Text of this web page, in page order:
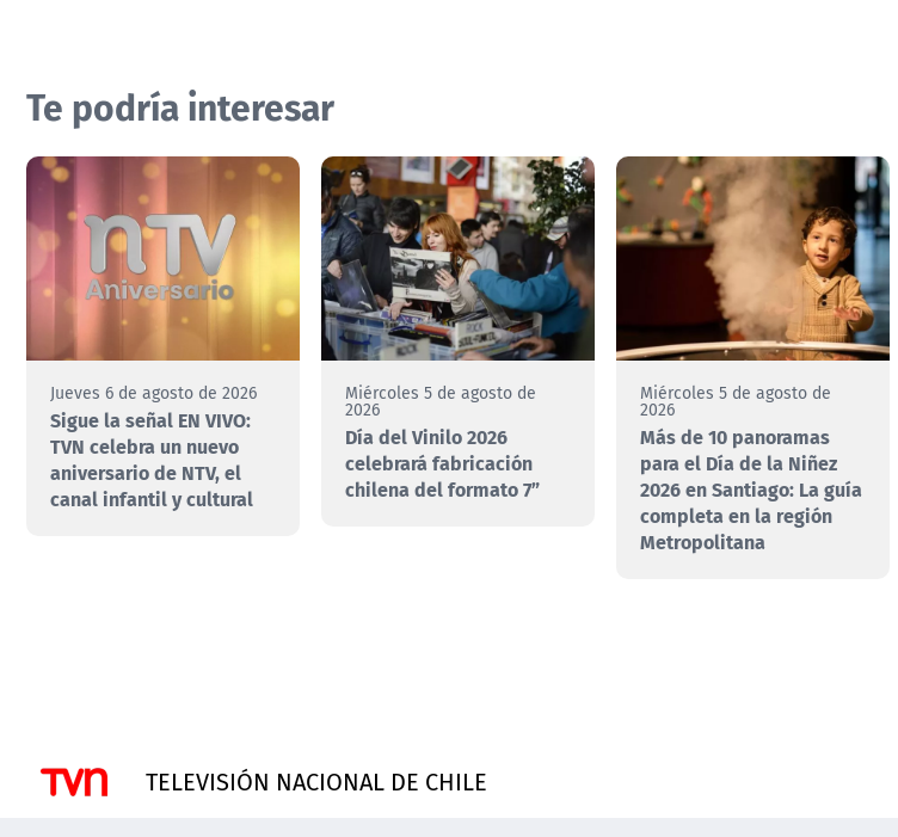
Te podría interesar
Jueves 6 de agosto de 2026
Sigue la señal EN VIVO:
TVN celebra un nuevo
aniversario de NTV, el
canal infantil y cultural
Miércoles 5 de agosto de
2026
Día del Vinilo 2026
celebrará fabricación
chilena del formato 7”
Miércoles 5 de agosto de
2026
Más de 10 panoramas
para el Día de la Niñez
2026 en Santiago: La guía
completa en la región
Metropolitana
TELEVISIÓN NACIONAL DE CHILE